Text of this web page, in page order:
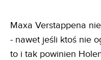
Maxa Verstappena
- nawet jeśli ktoś nie
to i tak powinien